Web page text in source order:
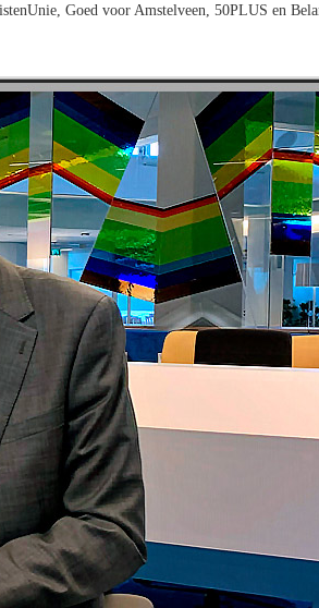
Goed voor Amstelveen, 50PLUS en